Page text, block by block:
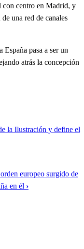
con centro en Madrid, y
una red de canales
España pasa a ser un
atrás la concepción
la Ilustración y define el
europeo surgido de
en él ›